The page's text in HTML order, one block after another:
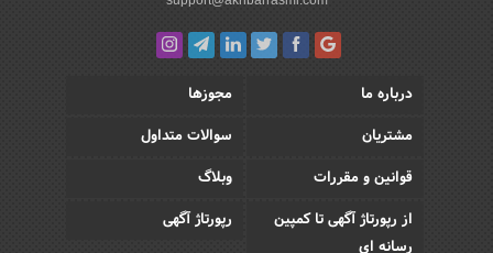
درباره ما
مجوزها
مشتریان
سوالات متداول
قوانین و مقررات
وبلاگ
از رپورتاژ آگهی تا کمپین
رسانه ای
رپورتاژ آگهی